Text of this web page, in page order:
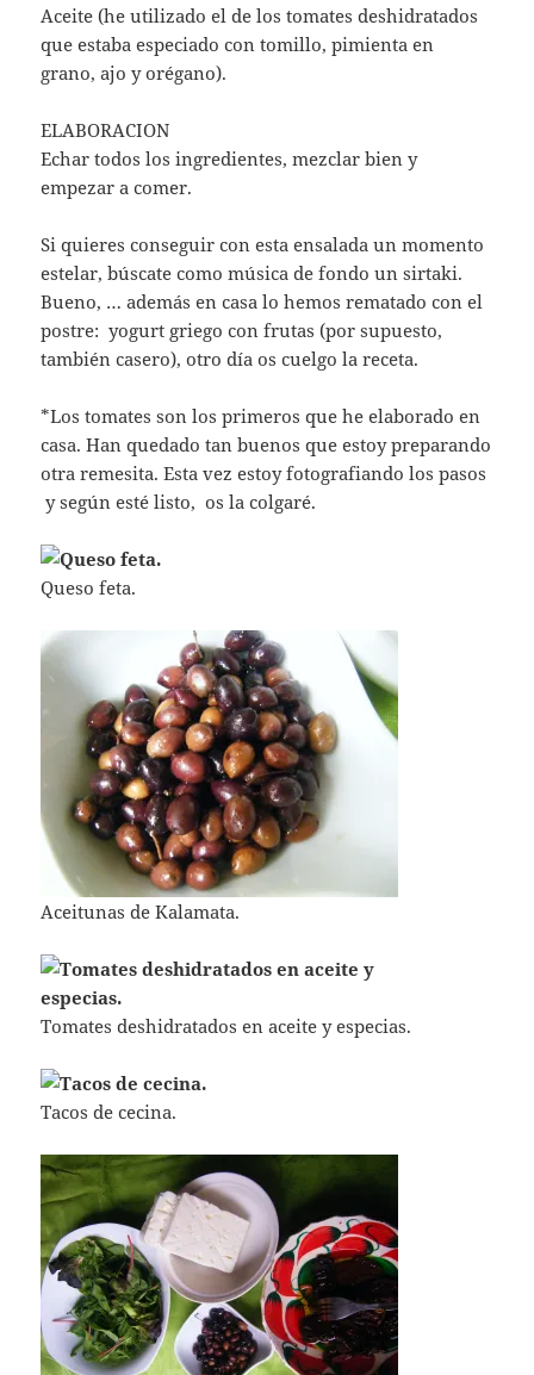
Aceite (he utilizado el de los tomates deshidratados
que estaba especiado con tomillo, pimienta en
grano, ajo y orégano).
ELABORACION
Echar todos los ingredientes, mezclar bien y
empezar a comer.
Si quieres conseguir con esta ensalada un momento
estelar, búscate como música de fondo un sirtaki.
Bueno, … además en casa lo hemos rematado con el
postre: yogurt griego con frutas (por supuesto,
también casero), otro día os cuelgo la receta.
*Los tomates son los primeros que he elaborado en
casa. Han quedado tan buenos que estoy preparando
otra remesita. Esta vez estoy fotografiando los pasos
y según esté listo, os la colgaré.
Queso feta.
Aceitunas de Kalamata.
Tomates deshidratados en aceite y especias.
Tacos de cecina.